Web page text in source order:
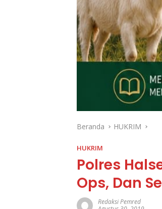
Beranda HUKRIM
HUKRIM
Polres
Ops, Dan
Redaksi Pemred